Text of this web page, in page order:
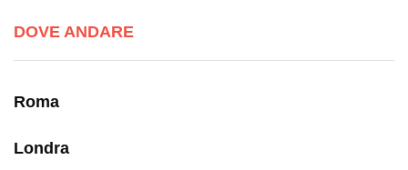
DOVE ANDARE
Roma
Londra